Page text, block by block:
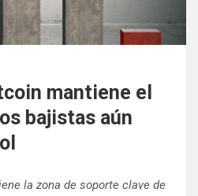
mantiene el
bajistas aún
la zona de soporte clave de